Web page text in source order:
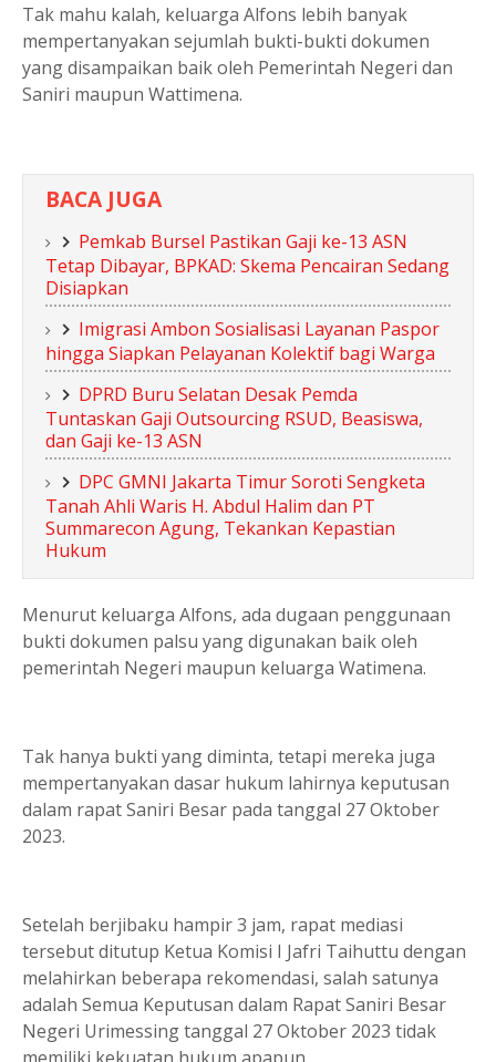
Tak mahu kalah, keluarga Alfons lebih banyak
mempertanyakan sejumlah bukti-bukti dokumen
yang disampaikan baik oleh Pemerintah Negeri dan
Saniri maupun Wattimena.
BACA JUGA
Pemkab Bursel Pastikan Gaji ke-13 ASN
Tetap Dibayar, BPKAD: Skema Pencairan Sedang
Disiapkan
Imigrasi Ambon Sosialisasi Layanan Paspor
hingga Siapkan Pelayanan Kolektif bagi Warga
DPRD Buru Selatan Desak Pemda
Tuntaskan Gaji Outsourcing RSUD, Beasiswa,
dan Gaji ke-13 ASN
DPC GMNI Jakarta Timur Soroti Sengketa
Tanah Ahli Waris H. Abdul Halim dan PT
Summarecon Agung, Tekankan Kepastian
Hukum
Menurut keluarga Alfons, ada dugaan penggunaan
bukti dokumen palsu yang digunakan baik oleh
pemerintah Negeri maupun keluarga Watimena.
Tak hanya bukti yang diminta, tetapi mereka juga
mempertanyakan dasar hukum lahirnya keputusan
dalam rapat Saniri Besar pada tanggal 27 Oktober
2023.
Setelah berjibaku hampir 3 jam, rapat mediasi
tersebut ditutup Ketua Komisi I Jafri Taihuttu dengan
melahirkan beberapa rekomendasi, salah satunya
adalah Semua Keputusan dalam Rapat Saniri Besar
Negeri Urimessing tanggal 27 Oktober 2023 tidak